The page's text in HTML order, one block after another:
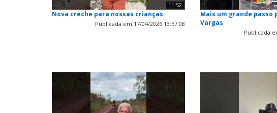
11:52
Nova creche para nossas crianças
Publicada em 17/04/2026 13:57:08
Mais um grande passo
Vargas
Publicada